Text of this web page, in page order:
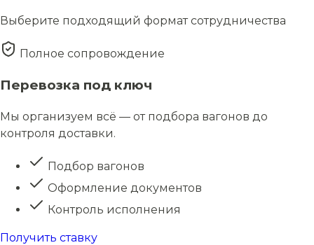
Выберите подходящий формат сотрудничества
Полное сопровождение
Перевозка под ключ
Мы организуем всё — от подбора вагонов до
контроля доставки.
Подбор вагонов
Оформление документов
Контроль исполнения
Получить ставку